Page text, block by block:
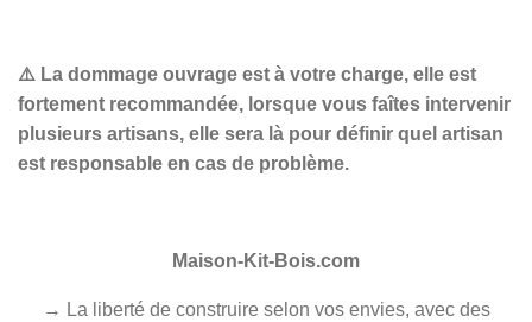
⚠️ La dommage ouvrage est à votre charge, elle est
fortement recommandée, lorsque vous faîtes intervenir
plusieurs artisans, elle sera là pour définir quel artisan
est responsable en cas de problème.
Maison-Kit-Bois.com
→ La liberté de construire selon vos envies, avec des